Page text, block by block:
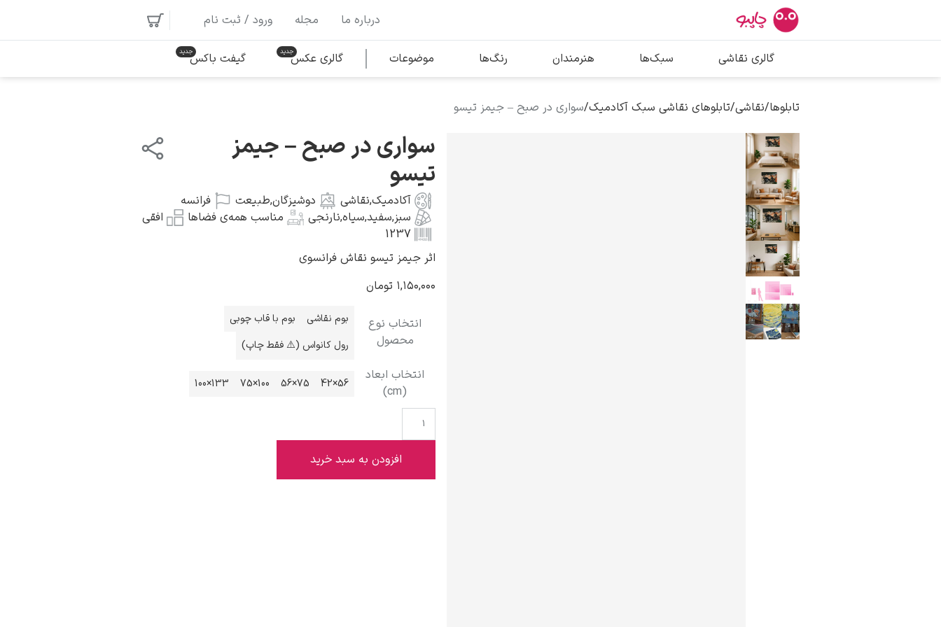
بیشترین جستجوها
پیکاسو
سالوادور دالی
محبوب‌ترین هنرمندان
درباره ما مجله ورود / ثبت نام
گالری نقاشی سبک‌ها هنرمندان رنگ‌ها موضوعات گالری عکس گیفت باکس
تابلوها/نقاشی/تابلوهای نقاشی سبک آکادمیک/سواری در صبح – جیمز تیسو
سواری در صبح – جیمز
تیسو
آکادمیک,نقاشی دوشیزگان,طبیعت
فرانسه
سبز,سفید,سیاه,نارنجی مناسب همه‌ی فضاها
افقی
1237
اثر جیمز تیسو نقاش فرانسوی
۱,۱۵۰,۰۰۰ تومان
انتخاب نوع
محصول
بوم نقاشی
بوم با قاب چوبی
رول کانواس (⚠️ فقط چاپ)
انتخاب ابعاد
(cm)
56×42
75×56
100×75
133×100
افزودن به سبد خرید